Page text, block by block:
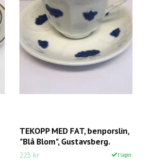
TEKOPP MED FAT, benporslin,
"Blå Blom", Gustavsberg.
225 kr I lager.